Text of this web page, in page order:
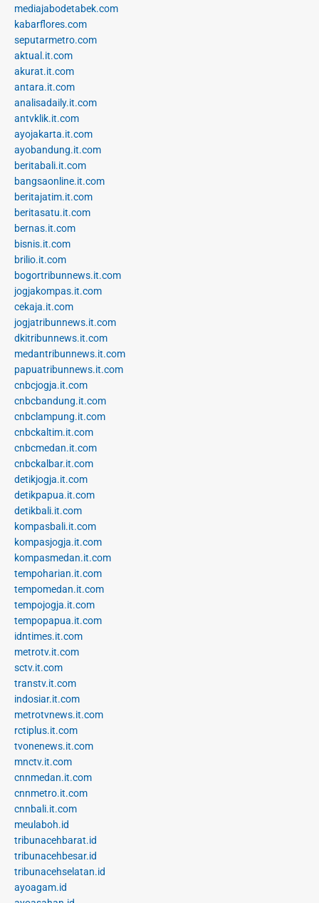
mediajabodetabek.com
kabarflores.com
seputarmetro.com
aktual.it.com
akurat.it.com
antara.it.com
analisadaily.it.com
antvklik.it.com
ayojakarta.it.com
ayobandung.it.com
beritabali.it.com
bangsaonline.it.com
beritajatim.it.com
beritasatu.it.com
bernas.it.com
bisnis.it.com
brilio.it.com
bogortribunnews.it.com
jogjakompas.it.com
cekaja.it.com
jogjatribunnews.it.com
dkitribunnews.it.com
medantribunnews.it.com
papuatribunnews.it.com
cnbcjogja.it.com
cnbcbandung.it.com
cnbclampung.it.com
cnbckaltim.it.com
cnbcmedan.it.com
cnbckalbar.it.com
detikjogja.it.com
detikpapua.it.com
detikbali.it.com
kompasbali.it.com
kompasjogja.it.com
kompasmedan.it.com
tempoharian.it.com
tempomedan.it.com
tempojogja.it.com
tempopapua.it.com
idntimes.it.com
metrotv.it.com
sctv.it.com
transtv.it.com
indosiar.it.com
metrotvnews.it.com
rctiplus.it.com
tvonenews.it.com
mnctv.it.com
cnnmedan.it.com
cnnmetro.it.com
cnnbali.it.com
meulaboh.id
tribunacehbarat.id
tribunacehbesar.id
tribunacehselatan.id
ayoagam.id